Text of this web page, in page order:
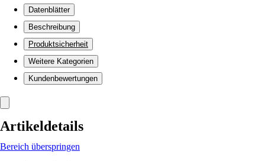
Datenblätter
Beschreibung
Produktsicherheit
Weitere Kategorien
Kundenbewertungen
Artikeldetails
Bereich überspringen